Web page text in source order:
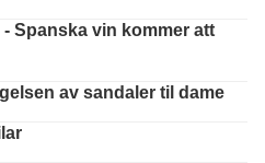
Spanska vin kommer att
av sandaler til dame